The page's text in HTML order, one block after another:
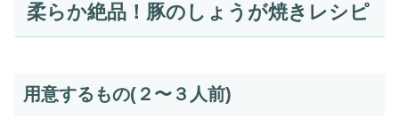
柔らか絶品！豚のしょうが焼きレシピ
用意するもの(２〜３人前)